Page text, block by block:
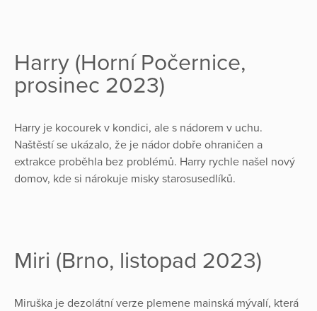
Harry (Horní Počernice,
prosinec 2023)
Harry je kocourek v kondici, ale s nádorem v uchu.
Naštěstí se ukázalo, že je nádor dobře ohraničen a
extrakce proběhla bez problémů. Harry rychle našel nový
domov, kde si nárokuje misky starosusedlíků.
Miri (Brno, listopad 2023)
Miruška je dezolátní verze plemene mainská mývalí, která